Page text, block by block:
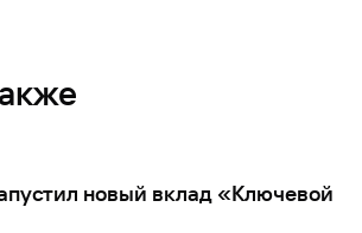
новый вклад «Ключевой